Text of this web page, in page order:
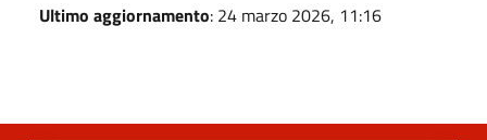
Ultimo aggiornamento: 24 marzo 2026, 11:16